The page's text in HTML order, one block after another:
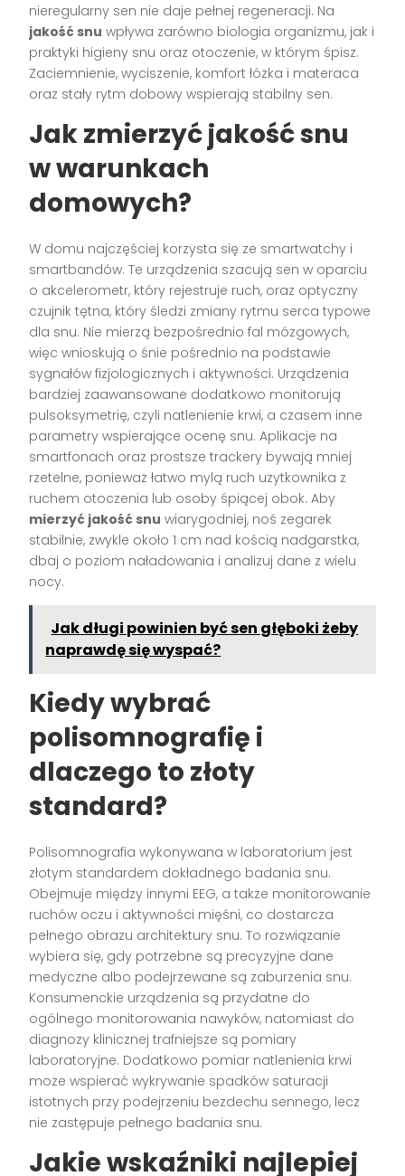
nieregularny sen nie daje pełnej regeneracji. Na
jakość snu wpływa zarówno biologia organizmu, jak i
praktyki higieny snu oraz otoczenie, w którym śpisz.
Zaciemnienie, wyciszenie, komfort łóżka i materaca
oraz stały rytm dobowy wspierają stabilny sen.
Jak zmierzyć jakość snu
w warunkach
domowych?
W domu najczęściej korzysta się ze smartwatchy i
smartbandów. Te urządzenia szacują sen w oparciu
o akcelerometr, który rejestruje ruch, oraz optyczny
czujnik tętna, który śledzi zmiany rytmu serca typowe
dla snu. Nie mierzą bezpośrednio fal mózgowych,
więc wnioskują o śnie pośrednio na podstawie
sygnałów fizjologicznych i aktywności. Urządzenia
bardziej zaawansowane dodatkowo monitorują
pulsoksymetrię, czyli natlenienie krwi, a czasem inne
parametry wspierające ocenę snu. Aplikacje na
smartfonach oraz prostsze trackery bywają mniej
rzetelne, ponieważ łatwo mylą ruch użytkownika z
ruchem otoczenia lub osoby śpiącej obok. Aby
mierzyć jakość snu wiarygodniej, noś zegarek
stabilnie, zwykle około 1 cm nad kością nadgarstka,
dbaj o poziom naładowania i analizuj dane z wielu
nocy.
Jak długi powinien być sen głęboki żeby
naprawdę się wyspać?
Kiedy wybrać
polisomnografię i
dlaczego to złoty
standard?
Polisomnografia wykonywana w laboratorium jest
złotym standardem dokładnego badania snu.
Obejmuje między innymi EEG, a także monitorowanie
ruchów oczu i aktywności mięśni, co dostarcza
pełnego obrazu architektury snu. To rozwiązanie
wybiera się, gdy potrzebne są precyzyjne dane
medyczne albo podejrzewane są zaburzenia snu.
Konsumenckie urządzenia są przydatne do
ogólnego monitorowania nawyków, natomiast do
diagnozy klinicznej trafniejsze są pomiary
laboratoryjne. Dodatkowo pomiar natlenienia krwi
może wspierać wykrywanie spadków saturacji
istotnych przy podejrzeniu bezdechu sennego, lecz
nie zastępuje pełnego badania snu.
Jakie wskaźniki najlepiej